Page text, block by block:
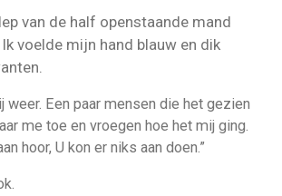
van de half openstaande mand
voelde mijn hand blauw en dik
weer. Een paar mensen die het gezien
me toe en vroegen hoe het mij ging.
hoor, U kon er niks aan doen.”